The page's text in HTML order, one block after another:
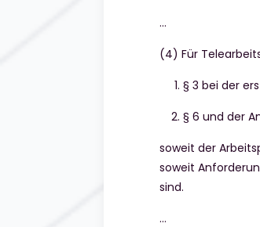
…
(4) Für
§ 3 bei der
§ 6 und der
soweit der
soweit
sind.
…